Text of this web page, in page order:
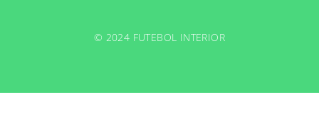
© 2024 FUTEBOL INTERIOR